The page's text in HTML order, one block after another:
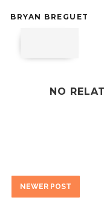
BRYAN BREGUET
NO
NEWER POST